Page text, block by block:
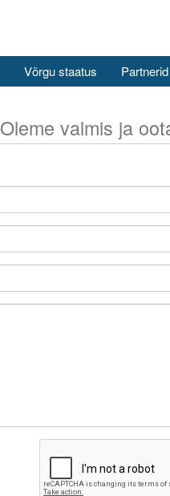
Võrgu staatus Partnerid
Oleme valmis ja